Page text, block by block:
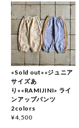
«Sold out»«ジュニア
サイズあ
り»«RAMIJINI» ライ
ンアップパンツ
2colors
¥4,500